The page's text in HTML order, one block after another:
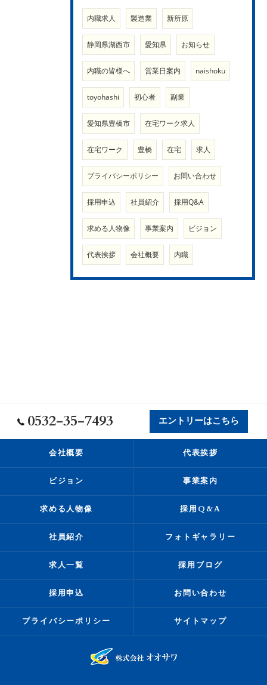
内職求人 製造業 新所原
静岡県湖西市 愛知県 お知らせ
内職の皆様へ 営業日案内 naishoku
toyohashi 初心者 副業
愛知県豊橋市 在宅ワーク求人
在宅ワーク 豊橋 在宅 求人
プライバシーポリシー お問い合わせ
採用申込 社員紹介 採用Q&A
求める人物像 事業案内 ビジョン
代表挨拶 会社概要 内職
0532-35-7493 エントリーはこちら
会社概要 代表挨拶
ビジョン 事業案内
求める人物像 採用Q&A
社員紹介 フォトギャラリー
求人一覧 採用ブログ
採用申込 お問い合わせ
プライバシーポリシー サイトマップ